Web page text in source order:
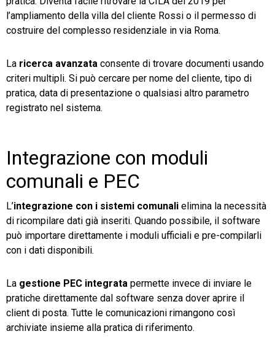
l’ampliamento della villa del cliente Rossi o il permesso di
costruire del complesso residenziale in via Roma.
La ricerca avanzata consente di trovare documenti usando
criteri multipli. Si può cercare per nome del cliente, tipo di
pratica, data di presentazione o qualsiasi altro parametro
registrato nel sistema.
Integrazione con moduli
comunali e PEC
L’integrazione con i sistemi comunali elimina la necessità
di ricompilare dati già inseriti. Quando possibile, il software
può importare direttamente i moduli ufficiali e pre-compilarli
con i dati disponibili.
La gestione PEC integrata permette invece di inviare le
pratiche direttamente dal software senza dover aprire il
client di posta. Tutte le comunicazioni rimangono così
archiviate insieme alla pratica di riferimento.